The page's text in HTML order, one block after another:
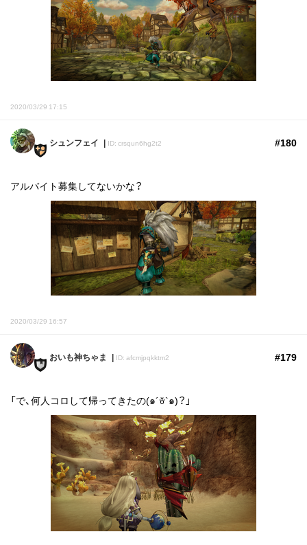
2020/03/29 17:15
シュンフェイ ID: crsqun6hg2t2 #180
アルバイト募集してないかな？
2020/03/29 16:57
おいも神ちゃま ID: afcmjpqkktm2 #179
「で、何人コロして帰ってきたの(๑´ꈊ`๑)？」